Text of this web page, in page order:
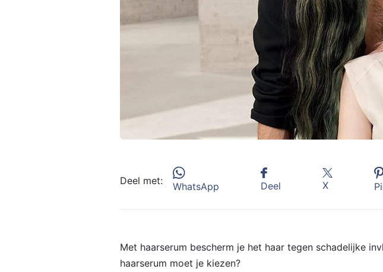
Deel met: WhatsApp Deel X
Met haarserum bescherm je het haar tegen schadelijke
haarserum moet je kiezen?